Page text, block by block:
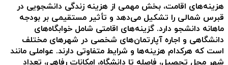
هزینه‌های اقامت، بخش مهمی از هزینه زندگی دانشجویی در
قبرس شمالی را تشکیل می‌دهد و تأثیر مستقیمی بر بودجه
ماهانه دانشجو دارد. گزینه‌های اقامتی شامل خوابگاه‌های
دانشگاهی و اجاره آپارتمان‌های شخصی در شهرهای مختلف
است که هرکدام هزینه‌ها و شرایط متفاوتی دارند. عواملی مانند
شهر محل تحصیل، فاصله تا دانشگاه، امکانات رفاهی، تعداد